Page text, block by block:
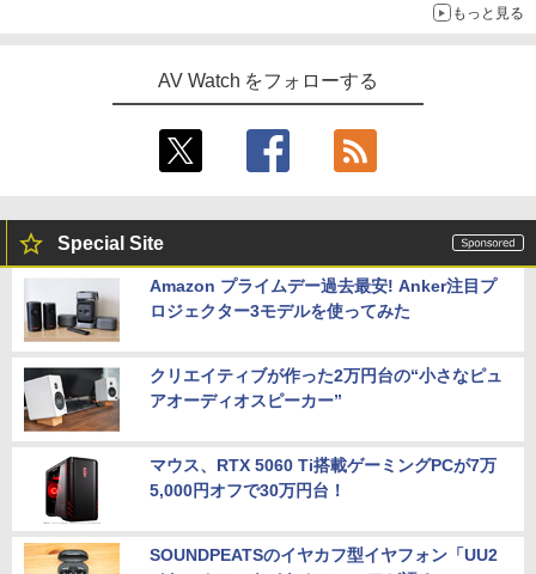
もっと見る
AV Watch をフォローする
Special Site
Amazon プライムデー過去最安! Anker注目プ
ロジェクター3モデルを使ってみた
クリエイティブが作った2万円台の“小さなピュ
アオーディオスピーカー”
マウス、RTX 5060 Ti搭載ゲーミングPCが7万
5,000円オフで30万円台！
SOUNDPEATSのイヤカフ型イヤフォン「UU2